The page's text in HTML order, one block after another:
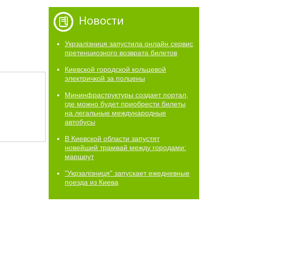
Новости
Укрзалізниця запустила онлайн сервис
претенциозного возврата билетов
Киевской городской кольцевой
электричкой за полцены
Мининфраструктуры создает портал,
где можно будет приобрести билеты
на легальные международные
автобусы
В Киевской области запустят
новейший трамвай между городами:
маршрут
"Укрзалізниця" запускает ежедневные
поезда из Киева